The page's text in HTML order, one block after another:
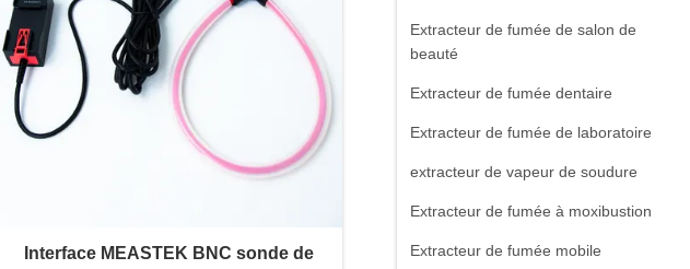
Extracteur de fumée de salon de
beauté
Extracteur de fumée dentaire
Extracteur de fumée de laboratoire
extracteur de vapeur de soudure
Extracteur de fumée à moxibustion
Extracteur de fumée mobile
Interface MEASTEK BNC sonde de